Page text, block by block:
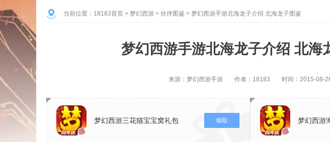
当前位置： 18183首页 > 梦幻西游 > 伙伴图鉴 > 梦幻西游手游北海龙子介绍 北海龙子图鉴
梦幻西游手游北海龙子介绍 北海
来源：梦幻西游手游 作者：18183 时间：2015-08-
梦幻西游三花猫宝宝窝礼包 领取 梦幻西游